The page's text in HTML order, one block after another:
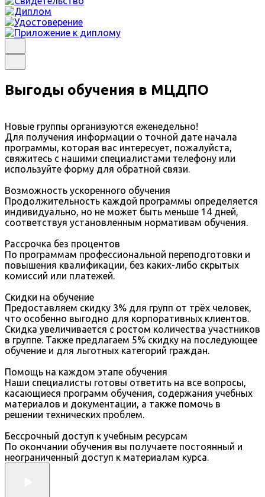
Выгоды обучения в МЦДПО
Новые группы организуются еженедельно!
Для получения информации о точной дате начала
программы, которая вас интересует, пожалуйста,
свяжитесь с нашими специалистами телефону или
используйте форму для обратной связи.
Возможность ускоренного обучения
Продолжительность каждой программы определяется
индивидуально, но не может быть меньше 14 дней,
соответствуя установленным нормативам обучения.
Рассрочка без процентов
По программам профессиональной переподготовки и
повышения квалификации, без каких-либо скрытых
комиссий или платежей.
Скидки на обучение
Предоставляем скидку 3% для групп от трёх человек,
что особенно выгодно для корпоративных клиентов.
Скидка увеличивается с ростом количества участников
в группе. Также предлагаем 5% скидку на последующее
обучение и для льготных категорий граждан.
Помощь на каждом этапе обучения
Наши специалисты готовы ответить на все вопросы,
касающиеся программ обучения, содержания учебных
материалов и документации, а также помочь в
решении технических проблем.
Бессрочный доступ к учебным ресурсам
По окончании обучения вы получаете постоянный и
неограниченный доступ к материалам курса.